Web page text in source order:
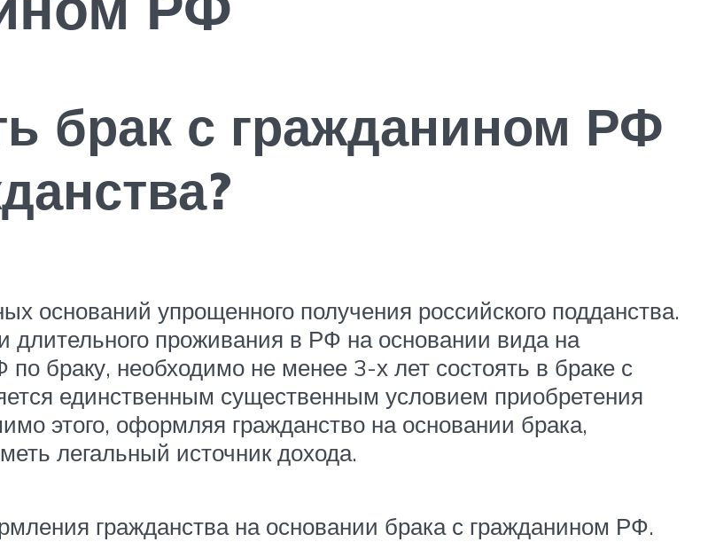
брак с гражданином РФ
оснований упрощенного получения российского подданства.
длительного проживания в РФ на основании вида на
браку, необходимо не менее 3-х лет состоять в браке с
единственным существенным условием приобретения
этого, оформляя гражданство на основании брака,
легальный источник дохода.
гражданства на основании брака с гражданином РФ.